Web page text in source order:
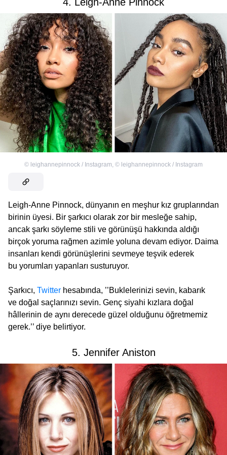
© leighannepinnock / Instagram, © leighannepinnock / Instagram
Leigh-Anne Pinnock, dünyanın en meşhur kız gruplarından
birinin üyesi. Bir şarkıcı olarak zor bir mesleğe sahip,
ancak şarkı söyleme stili ve görünüşü hakkında aldığı
birçok yoruma rağmen azimle yoluna devam ediyor. Daima
insanları kendi görünüşlerini sevmeye teşvik ederek
bu yorumları yapanları susturuyor.
Şarkıcı, Twitter hesabında, ’’Buklelerinizi sevin, kabarık
ve doğal saçlarınızı sevin. Genç siyahi kızlara doğal
hâllerinin de aynı derecede güzel olduğunu öğretmemiz
gerek.’’ diye belirtiyor.
5. Jennifer Aniston